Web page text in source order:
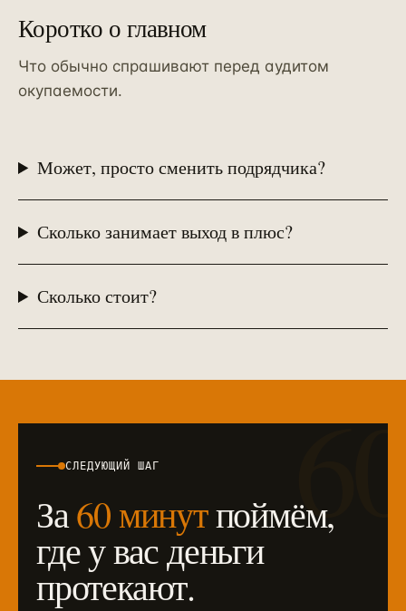
Коротко о главном
Что обычно спрашивают перед аудитом
окупаемости.
Может, просто сменить подрядчика?
Сколько занимает выход в плюс?
Сколько стоит?
СЛЕДУЮЩИЙ ШАГ
За60 минутпоймём,
где у вас деньги
протекают.